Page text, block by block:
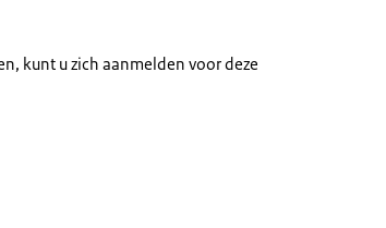
kunt u zich aanmelden voor deze